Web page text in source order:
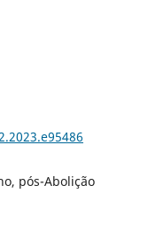
pós-Abolição